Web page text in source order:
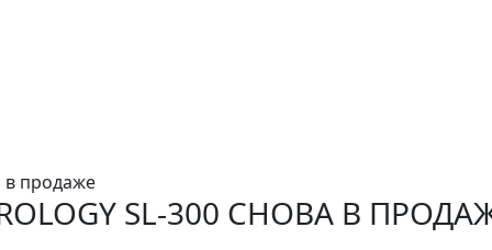
в продаже
SL-300 СНОВА В